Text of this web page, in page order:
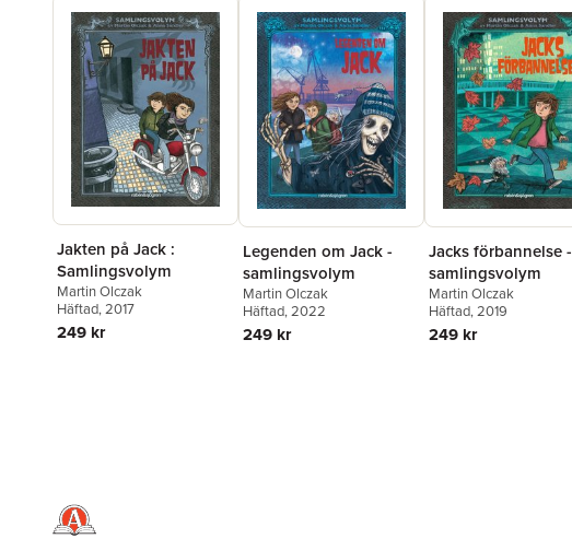
Jakten på Jack :
Samlingsvolym
Martin Olczak
Häftad, 2017
249 kr
Legenden om Jack -
samlingsvolym
Martin Olczak
Häftad, 2022
249 kr
Jacks förbannelse -
samlingsvolym
Martin Olczak
Häftad, 2019
249 kr